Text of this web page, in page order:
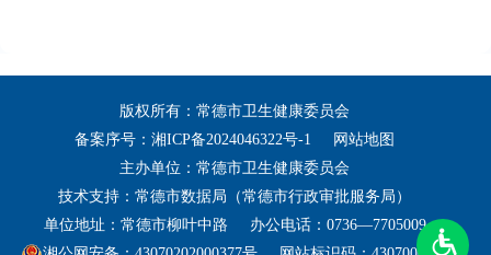
版权所有：常德市卫生健康委员会
备案序号： 湘ICP备2024046322号-1
网站地图
主办单位：常德市卫生健康委员会
技术支持：常德市数据局（常德市行政审批服务局）
单位地址：常德市柳叶中路
办公电话：0736—7705009